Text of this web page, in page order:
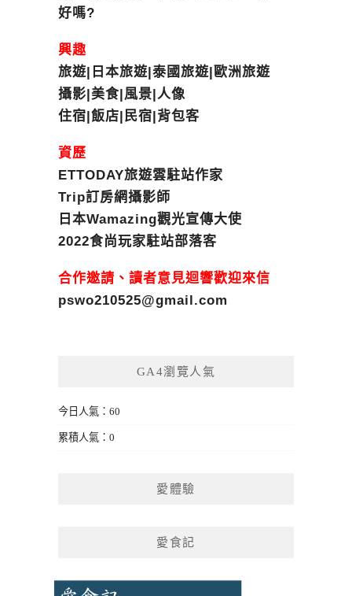
好嗎?
興趣
旅遊|日本旅遊|泰國旅遊|歐洲旅遊
攝影|美食|風景|人像
住宿|飯店|民宿|背包客
資歷
ETTODAY旅遊雲駐站作家
Trip訂房網攝影師
日本Wamazing觀光宣傳大使
2022食尚玩家駐站部落客
合作邀請、讀者意見迴響歡迎來信
pswo210525@gmail.com
GA4瀏覽人氣
今日人氣：60
累積人氣：0
愛體驗
愛食記